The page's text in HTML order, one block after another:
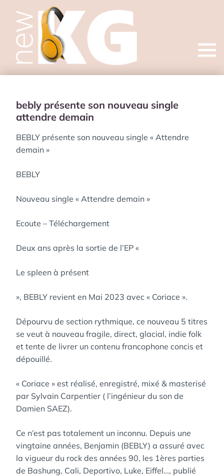
Open
bebly présente son nouveau single
attendre demain
BEBLY présente son nouveau single « Attendre
demain »
BEBLY
Nouveau single « Attendre demain »
Ecoute – Téléchargement
Deux ans après la sortie de l’EP «
Le spleen à présent
», BEBLY revient en Mai 2023 avec « Coriace ».
Dépourvu de section rythmique, ce nouveau 5 titres
se veut à nouveau fragile, direct, glacial, indie folk
et tente de livrer un contenu francophone concis et
dépouillé.
« Coriace » est réalisé, enregistré, mixé & masterisé
par Sylvain Carpentier ( l’ingénieur du son de
Damien SAEZ).
Ce n’est pas totalement un inconnu. Depuis une
vingtaine années, Benjamin (BEBLY) a assuré avec
la vigueur du rock des années 90, les 1ères parties
de Bashung, Cali, Deportivo, Luke, Eiffel…, publié